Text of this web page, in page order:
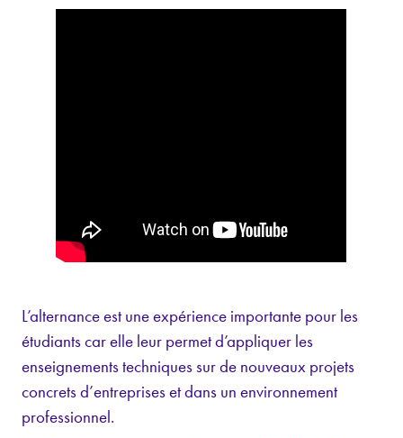
L’alternance est une expérience importante pour les
étudiants car elle leur permet d’appliquer les
enseignements techniques sur de nouveaux projets
concrets d’entreprises et dans un environnement
professionnel.